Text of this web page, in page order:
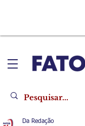
Da Redação